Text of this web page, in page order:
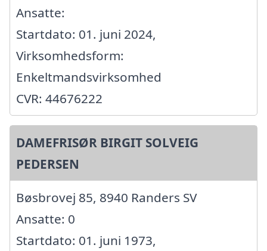
Ansatte:
Startdato: 01. juni 2024,
Virksomhedsform:
Enkeltmandsvirksomhed
CVR: 44676222
DAMEFRISØR BIRGIT SOLVEIG
PEDERSEN
Bøsbrovej 85, 8940 Randers SV
Ansatte: 0
Startdato: 01. juni 1973,